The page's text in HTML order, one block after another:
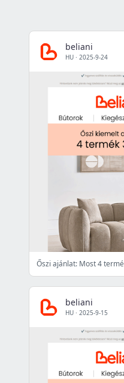
beliani
HU · 2025-9-24
beliani
HU · 2025-9-15